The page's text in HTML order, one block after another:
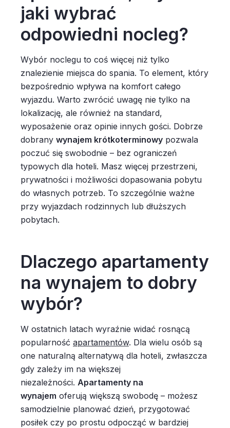
jaki wybrać
odpowiedni nocleg?
Wybór noclegu to coś więcej niż tylko
znalezienie miejsca do spania. To element, który
bezpośrednio wpływa na komfort całego
wyjazdu. Warto zwrócić uwagę nie tylko na
lokalizację, ale również na standard,
wyposażenie oraz opinie innych gości. Dobrze
dobrany wynajem krótkoterminowy pozwala
poczuć się swobodnie – bez ograniczeń
typowych dla hoteli. Masz więcej przestrzeni,
prywatności i możliwości dopasowania pobytu
do własnych potrzeb. To szczególnie ważne
przy wyjazdach rodzinnych lub dłuższych
pobytach.
Dlaczego apartamenty
na wynajem to dobry
wybór?
W ostatnich latach wyraźnie widać rosnącą
popularność apartamentów. Dla wielu osób są
one naturalną alternatywą dla hoteli, zwłaszcza
gdy zależy im na większej
niezależności. Apartamenty na
wynajem oferują większą swobodę – możesz
samodzielnie planować dzień, przygotować
posiłek czy po prostu odpocząć w bardziej